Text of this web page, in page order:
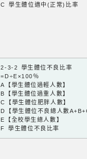
C 學生體位適中(正常)比率
2-3-2 學生體位不良比率
=D÷E×100％
A【學生體位過輕人數】
B【學生體位過重人數】
C【學生體位肥胖人數】
D【學生體位不良總人數
E【全校學生總人數】
F 學生體位不良比率